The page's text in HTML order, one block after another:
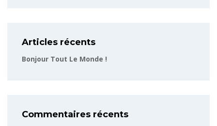
Articles récents
Bonjour Tout Le Monde !
Commentaires récents